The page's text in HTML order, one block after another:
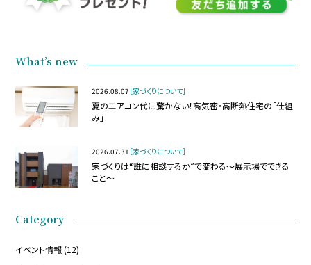
What’s new
2026.08.07 ［家づくりについて］
夏のエアコン代に驚かない！高気密・高断熱住宅の「仕組
み」
2026.07.31 ［家づくりについて］
家づくりは“誰に相談するか”で変わる～展示場でできる
こと～
Category
イベント情報(12)